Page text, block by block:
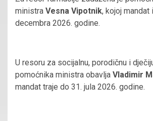
ministra Vesna Vipotnik, kojoj mandat
decembra 2026. godine.
U resoru za socijalnu, porodičnu i
pomoćnika ministra obavlja Vladimir
mandat traje do 31. jula 2026. godine.